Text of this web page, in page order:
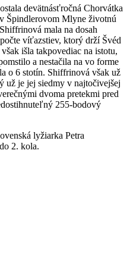
devätnásťročná Chorvátka
Špindlerovom Mlyne životnú
mala na dosah
víťazstiev, ktorý drží Švéd
išla takpovediac na istotu,
a nestačila na vo forme
o 6 stotín. Shiffrinová však už
už je jej siedmy v najtočivejšej
dvoma pretekmi pred
255-bodový
lyžiarka Petra
2. kola.